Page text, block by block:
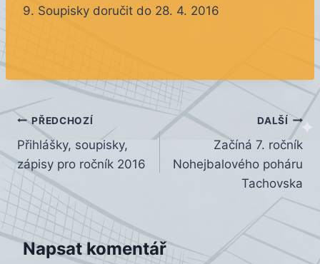
9. Soupisky doručit do 28. 4. 2016
Navigace
pro
příspěvek
PŘEDCHOZÍ
Přihlášky, soupisky,
zápisy pro ročník 2016
DALŠÍ
Začíná 7. ročník
Nohejbalového poháru
Tachovska
Napsat komentář